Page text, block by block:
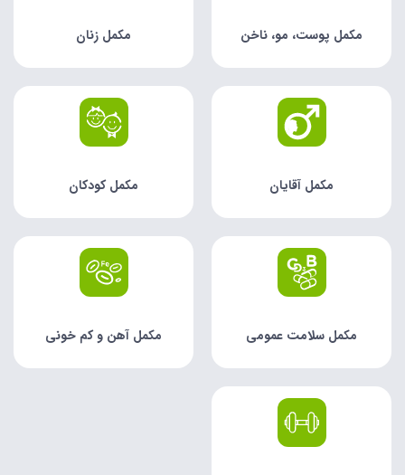
مکمل پوست، مو، ناخن مکمل زنان
مکمل آقایان مکمل کودکان
مکمل سلامت عمومی مکمل آهن و کم خونی